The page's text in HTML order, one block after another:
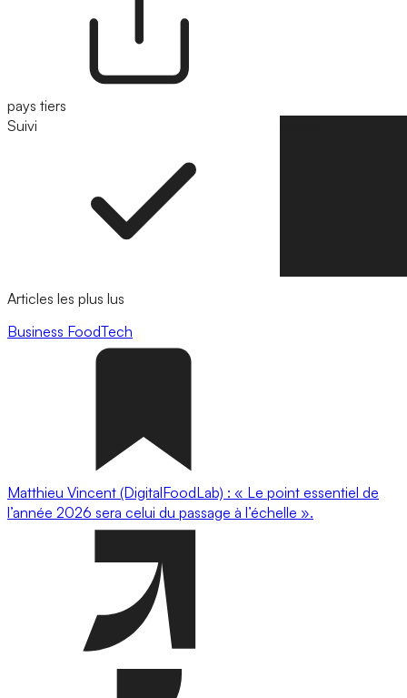
pays tiers
Suivi
Articles les plus lus
Business FoodTech
Matthieu Vincent (DigitalFoodLab) : « Le point essentiel de
l’année 2026 sera celui du passage à l’échelle ».